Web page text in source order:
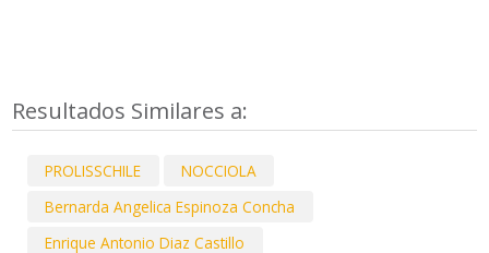
Resultados Similares a:
PROLISSCHILE
NOCCIOLA
Bernarda Angelica Espinoza Concha
Enrique Antonio Diaz Castillo